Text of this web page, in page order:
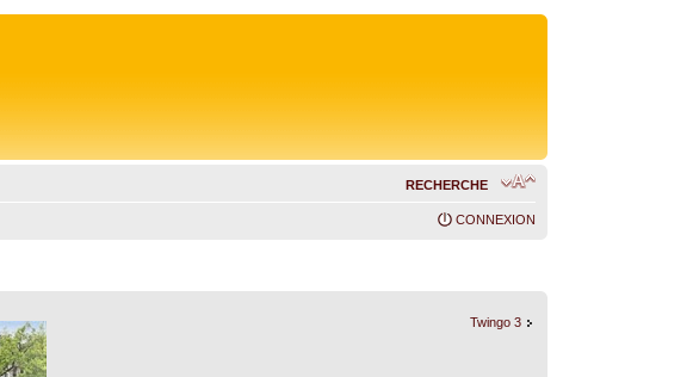
RECHERCHE
CONNEXION
Twingo 3